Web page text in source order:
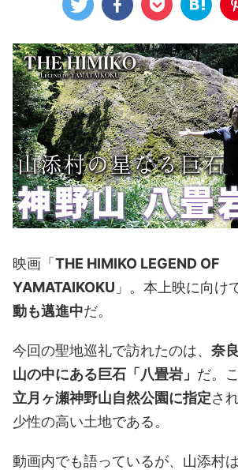
映画「THE HIMIKO LEGEND OF
YAMATAIKOKU 」。本上映に向け
動も邁進中だ。
今回の聖地巡礼で訪れたのは、 奈
山の中にある巨石「八畳岩」 だ。
立月ヶ瀬神野山自然公園に指定さ
少性の高い土地である。
動画内でも語っているが、山添村